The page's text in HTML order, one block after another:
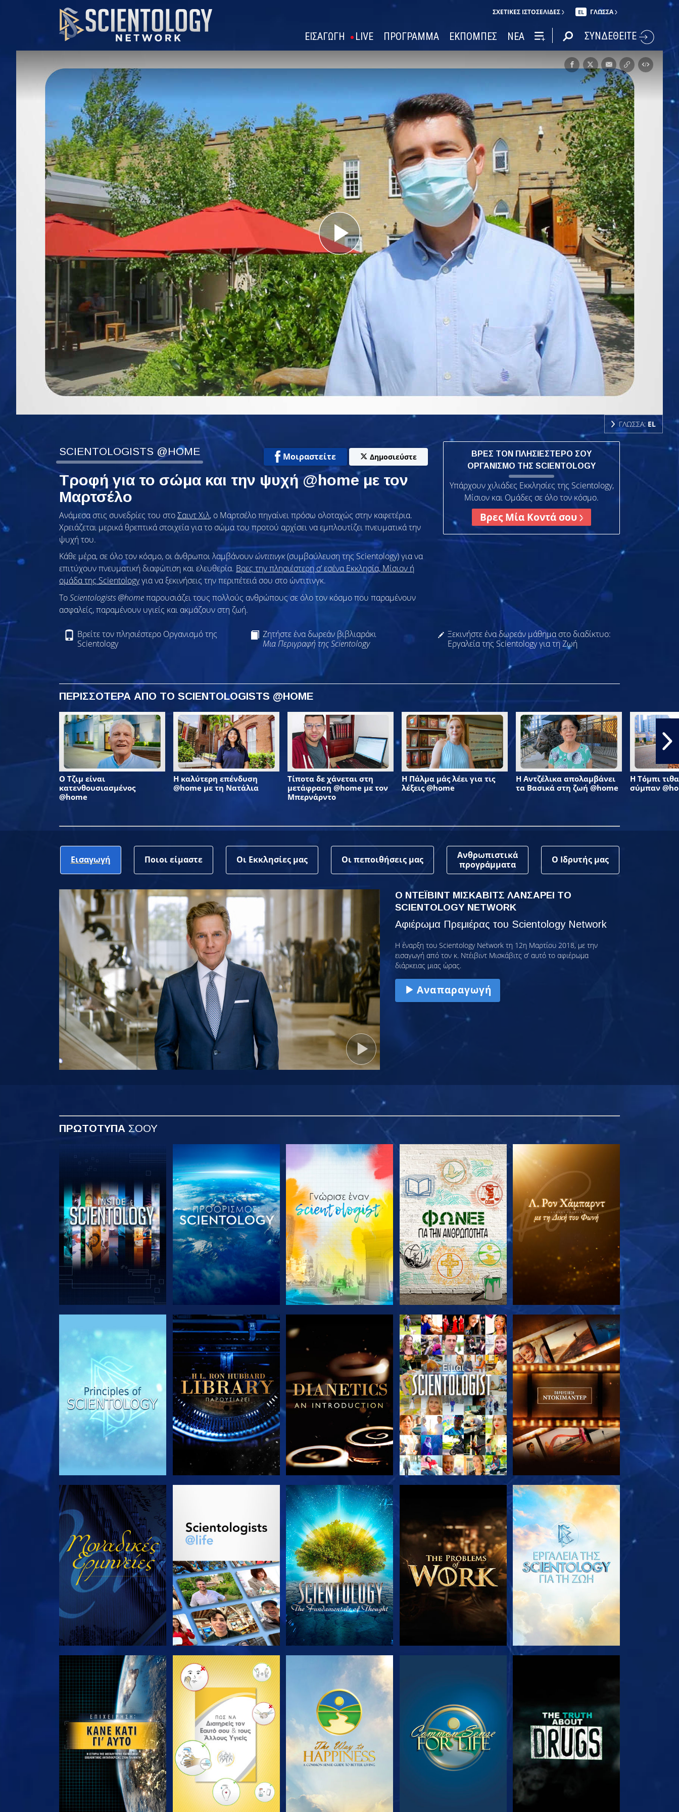
ΣΧΕΤΙΚΈΣ ΙΣΤΟΣΕΛΊΔΕΣ EL ΓΛΩΣΣΑ
ΕΙΣΑΓΩΓΗ LIVE ΠΡΟΓΡΑΜΜΑ ΕΚΠΟΜΠΕΣ ΝΕΑ ΣΥΝΔΕΘΕΙΤΕ
Play
Video
ΓΛΩΣΣΑ: EL
SCIENTOLOGISTS @HOME Μοιραστείτε Δημοσιεύστε
Τροφή για το σώμα και την ψυχή @home με τον
Μαρτσέλο
Ανάμεσα στις συνεδρίες του στοΣαιντ Χιλ, ο Μαρτσέλο πηγαίνει πρόσω ολοταχώς στην καφετέρια.
Χρειάζεται μερικά θρεπτικά στοιχεία για το σώμα του προτού αρχίσει να εμπλουτίζει πνευματικά την
ψυχή του.
Κάθε μέρα, σε όλο τον κόσμο, οι άνθρωποι λαμβάνουνώντιτινγκ(συμβούλευση της Scientology) για να
επιτύχουν πνευματική διαφώτιση και ελευθερία. Βρες την πλησιέστερη σ’ εσένα Εκκλησία, Μίσιον ή
ομάδα της Scientologyγια να ξεκινήσεις την περιπέτειά σου στο ώντιτινγκ.
ToScientologists @homeπαρουσιάζει τους πολλούς ανθρώπους σε όλο τον κόσμο που παραμένουν
ασφαλείς, παραμένουν υγιείς και ακμάζουν στη ζωή.
ΒΡΕΣ ΤΟΝ ΠΛΗΣΙΕΣΤΕΡΟ ΣΟΥ
ΟΡΓΑΝΙΣΜΟ ΤΗΣ SCIENTOLOGY
Υπάρχουν χιλιάδες Εκκλησίες της Scientology,
Μίσιον και Ομάδες σε όλο τον κόσμο.
Βρες Μία Κοντά σου
Βρείτε τον πλησιέστερο Οργανισμό της
Scientology
Ζητήστε ένα δωρεάν βιβλιαράκι
Μια Περιγραφή της Scientology
Ξεκινήστε ένα δωρεάν μάθημα στο διαδίκτυο:
Εργαλεία της Scientology για τη Ζωή
ΠΕΡΙΣΣΟΤΕΡΑ ΑΠΟ ΤΟ SCIENTOLOGISTS @HOME
Ο Τζιμ είναι
κατενθουσιασμένος
@home
Η καλύτερη επένδυση
@home με τη Νατάλια
Τίποτα δε χάνεται στη
μετάφραση @home με τον
Μπερνάρντο
Η Πάλμα μάς λέει για τις
λέξεις @home
Η Αντζέλικα απολαμβάνει
τα Βασικά στη ζωή @home
Η Τόμπι
σύμπαν
Εισαγωγή Ποιοι είμαστε Οι Εκκλησίες μας Οι πεποιθήσεις μας
Ανθρωπιστικά
προγράμματα
Ο Ιδρυτής μας
Ο ΝΤΕΪΒΙΝΤ ΜΙΣΚΑΒΙΤΣ ΛΑΝΣΑΡΕΙ ΤΟ
SCIENTOLOGY NETWORK
Αφιέρωμα Πρεμιέρας του Scientology Network
Η έναρξη του Scientology Network τη 12η Μαρτίου 2018, με την
εισαγωγή από τον κ. Ντέιβιντ Μισκάβιτς σ’ αυτό το αφιέρωμα
διάρκειας μιας ώρας.
Αναπαραγωγή
ΠΡΩΤΟΤΥΠΑ ΣΟΟΥ
ΕΞΕΡΕΥΝΗΣΤΕ ΤΗ ΣΕΙΡΑ ΕΞΕΡΕΥΝΗΣΤΕ ΤΗ ΣΕΙΡΑ ΕΞΕΡΕΥΝΗΣΤΕ ΤΗ ΣΕΙΡΑ ΕΞΕΡΕΥΝΗΣΤΕ ΤΗ ΣΕΙΡΑ ΕΞΕΡΕΥΝΗΣΤΕ ΤΗ ΣΕΙΡΑ
ΠΑΡΑΚΟΛΟΥΘΗΣΤΕ ΠΑΡΑΚΟΛΟΥΘΗΣΤΕ ΕΞΕΡΕΥΝΗΣΤΕ ΤΗ ΣΕΙΡΑ ΕΞΕΡΕΥΝΗΣΤΕ ΤΗ ΣΕΙΡΑ
ΕΞΕΡΕΥΝΗΣΤΕ ΤΗ ΣΕΙΡΑ ΕΞΕΡΕΥΝΗΣΤΕ ΤΗ ΣΕΙΡΑ